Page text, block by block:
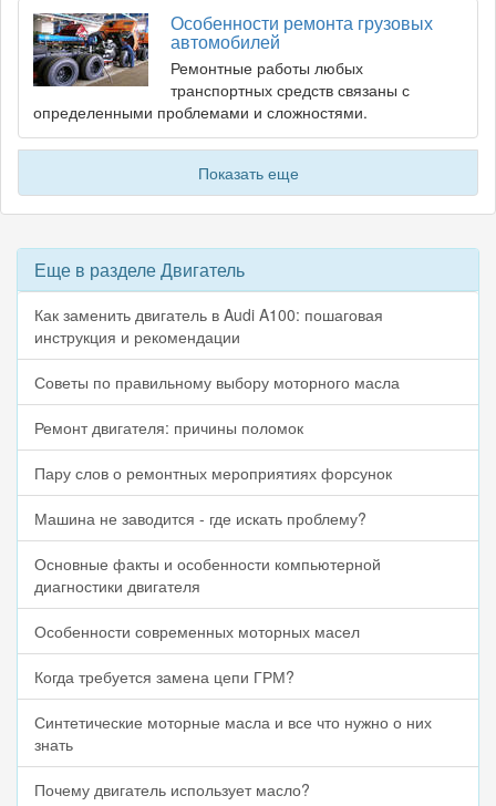
Особенности ремонта грузовых
автомобилей
Ремонтные работы любых
транспортных средств связаны с
определенными проблемами и сложностями.
Показать еще
Еще в разделе Двигатель
Как заменить двигатель в Audi A100: пошаговая
инструкция и рекомендации
Советы по правильному выбору моторного масла
Ремонт двигателя: причины поломок
Пару слов о ремонтных мероприятиях форсунок
Машина не заводится - где искать проблему?
Основные факты и особенности компьютерной
диагностики двигателя
Особенности современных моторных масел
Когда требуется замена цепи ГРМ?
Синтетические моторные масла и все что нужно о них
знать
Почему двигатель использует масло?